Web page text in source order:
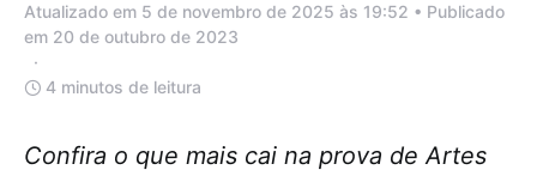
Atualizado em 5 de novembro de 2025 às 19:52 • Publicado
em 20 de outubro de 2023
4 minutos de leitura
Confira o que mais cai na prova de Artes